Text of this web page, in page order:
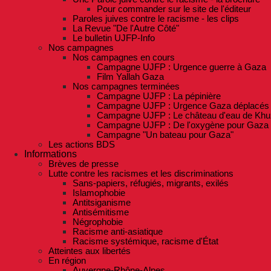
Pour commander sur le site de l'éditeur
Paroles juives contre le racisme - les clips
La Revue "De l'Autre Côté"
Le bulletin UJFP-Info
Nos campagnes
Nos campagnes en cours
Campagne UJFP : Urgence guerre à Gaza
Film Yallah Gaza
Nos campagnes terminées
Campagne UJFP : La pépinière
Campagne UJFP : Urgence Gaza déplacés
Campagne UJFP : Le château d'eau de
Campagne UJFP : De l'oxygène pour Gaza
Campagne "Un bateau pour Gaza"
Les actions BDS
Informations
Brèves de presse
Lutte contre les racismes et les discriminations
Sans-papiers, réfugiés, migrants, exilés
Islamophobie
Antitsiganisme
Antisémitisme
Négrophobie
Racisme anti-asiatique
Racisme systémique, racisme d'État
Atteintes aux libertés
En région